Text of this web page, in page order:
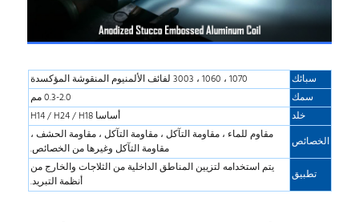
سبائك
1070 ، 1060 ، 3003 لفائف الألمنيوم المنقوشة المؤكسدة
سمك
0.3-2.0 مم
خلد
أساسا H14 / H24 / H18
الخصائص
مقاوم للماء ، مقاومة التآكل ، مقاومة التآكل ، مقاومة الحشف ،
مقاومة التآكل وغيرها من الخصائص.
تطبيق
يتم استخدامه لتزيين المناطق الداخلية من الثلاجات والخارج من
أنظمة التبريد.